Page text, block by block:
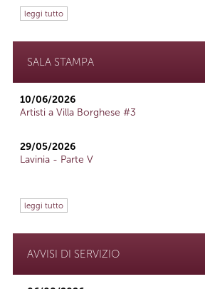
leggi tutto
SALA STAMPA
10/06/2026
Artisti a Villa Borghese #3
29/05/2026
Lavinia - Parte V
leggi tutto
AVVISI DI SERVIZIO